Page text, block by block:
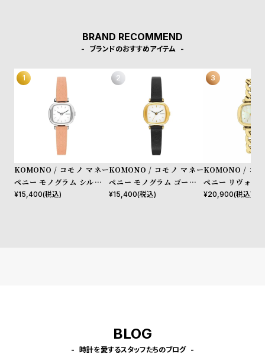
l
o
h
o
t
#
BRAND RECOMMEND
ブランドのおすすめアイテム
KOMONO / コモノ マネー
ペニー モノグラム シルバー
ブラッシュ
¥15,400(税込)
KOMONO / コモノ マネー
ペニー モノグラム ゴールド
ブラック
¥15,400(税込)
KOMONO / コ
ペニー リヴォル
ホワイト
¥20,900(税込)
BLOG
時計を愛するスタッフたちのブログ